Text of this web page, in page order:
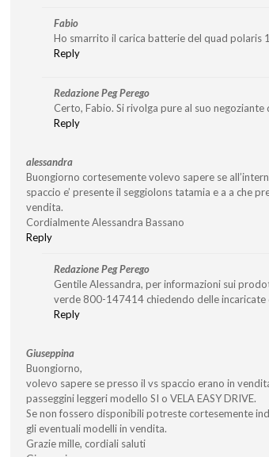
Fabio
Ho smarrito il carica batterie del quad polaris
Reply
Redazione Peg Perego
Certo, Fabio. Si rivolga pure al suo negoziante
Reply
alessandra
Buongiorno cortesemente volevo sapere se
spaccio e’ presente il seggiolons tatamia e a a che
vendita.
Cordialmente Alessandra Bassano
Reply
Redazione Peg Perego
Gentile Alessandra, per informazioni sui
verde 800-147414 chiedendo delle incaricate
Reply
Giuseppina
Buongiorno,
volevo sapere se presso il vs spaccio erano in
passeggini leggeri modello SI o VELA EASY DRIVE.
Se non fossero disponibili potreste cortesemente
gli eventuali modelli in vendita.
Grazie mille, cordiali saluti